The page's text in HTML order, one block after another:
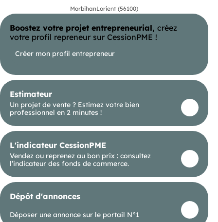
• Conforme PMR
Ensemble implanté dans un environnement
résidentiel et commercial dynamique.
Prix de vente : 321 000 € honoraires d’agence
Taxe foncière : 3 459 € / an
Pour plus d’informations ou organiser une visite,
contactez L’Immobilier Professionnel.
Les informations sur les risques naturels, miniers,
exposés, sont disponibles sur le site
MorbihanLorient (56100)
Boostez votre projet entrepreneurial, créez
votre profil repreneur sur CessionPME !
Créer mon profil entrepreneur
Estimateur
Un projet de vente ? Estimez votre bien
professionnel en 2 minutes !
L'indicateur CessionPME
Vendez ou reprenez au bon prix : consultez
l’indicateur des fonds de commerce.
Dépôt d'annonces
Déposer une annonce sur le portail N°1